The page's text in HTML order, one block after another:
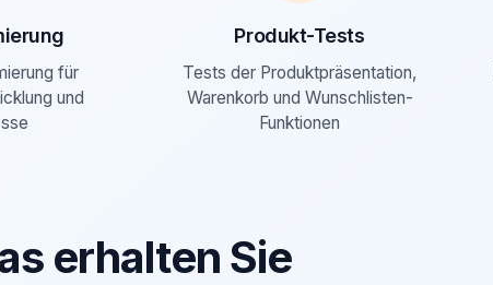
für
und
Produkt-Tests
Tests der Produktpräsentation,
Warenkorb und Wunschlisten-
Funktionen
erhalten Sie